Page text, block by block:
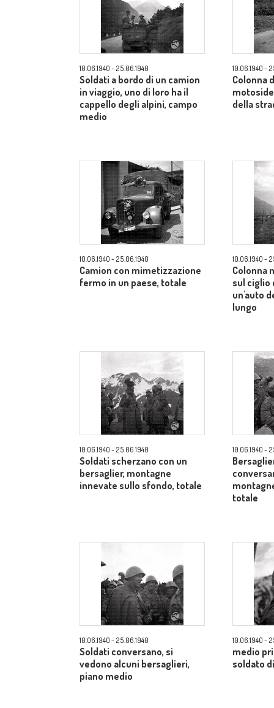
10.06.1940 - 25.06.1940
Soldati a bordo di un camion
in viaggio, uno di loro ha il
cappello degli alpini, campo
medio
10.06.1940 -
Colonna
della
10.06.1940 - 25.06.1940
Camion con mimetizzazione
fermo in un paese, totale
10.06.1940 -
Colonna
sul ciglio
un'auto
lungo
10.06.1940 - 25.06.1940
Soldati scherzano con un
bersaglier, montagne
innevate sullo sfondo, totale
10.06.1940 -
totale
10.06.1940 - 25.06.1940
Soldati conversano, si
vedono alcuni bersaglieri,
piano medio
10.06.1940 -
medio
soldato